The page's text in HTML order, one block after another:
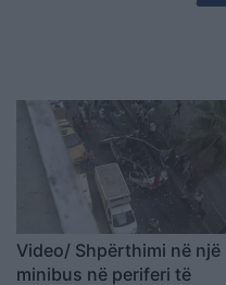
Video/ Shpërthimi në një
minibus në periferi të